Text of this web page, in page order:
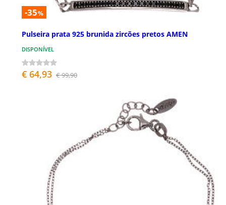
-35%
Pulseira prata 925 brunida zircões pretos AMEN
DISPONÍVEL
€ 64,93 € 99,90